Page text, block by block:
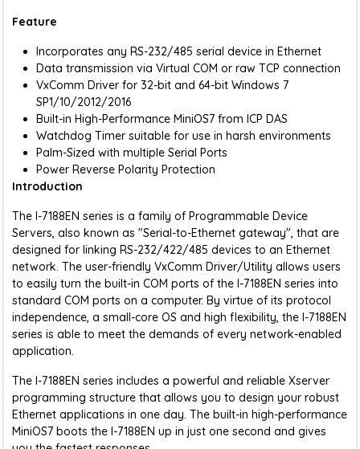
Feature
Incorporates any RS-232/485 serial device in Ethernet
Data transmission via Virtual COM or raw TCP connection
VxComm Driver for 32-bit and 64-bit Windows 7
SP1/10/2012/2016
Built-in High-Performance MiniOS7 from ICP DAS
Watchdog Timer suitable for use in harsh environments
Palm-Sized with multiple Serial Ports
Power Reverse Polarity Protection
Introduction
The I-7188EN series is a family of Programmable Device
Servers, also known as "Serial-to-Ethernet gateway", that are
designed for linking RS-232/422/485 devices to an Ethernet
network. The user-friendly VxComm Driver/Utility allows users
to easily turn the built-in COM ports of the I-7188EN series into
standard COM ports on a computer. By virtue of its protocol
independence, a small-core OS and high flexibility, the I-7188EN
series is able to meet the demands of every network-enabled
application.
The I-7188EN series includes a powerful and reliable Xserver
programming structure that allows you to design your robust
Ethernet applications in one day. The built-in high-performance
MiniOS7 boots the I-7188EN up in just one second and gives